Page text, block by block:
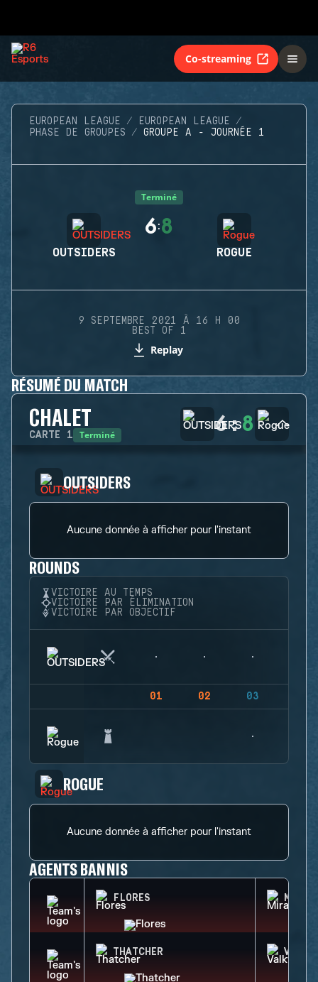
Co-streaming
EUROPEAN LEAGUE
EUROPEAN LEAGUE
PHASE DE GROUPES
GROUPE A - JOURNÉE 1
Terminé
OUTSIDERS
6:8
ROGUE
9 SEPTEMBRE 2021 À 16 H 00
BEST OF 1
Replay
RÉSUMÉ DU MATCH
CHALET
CARTE 1 Terminé 6:8
OUTSIDERS
Aucune donnée à afficher pour l'instant
ROUNDS
VICTOIRE AU TEMPS
VICTOIRE PAR ÉLIMINATION
VICTOIRE PAR OBJECTIF
01 02 03
ROGUE
Aucune donnée à afficher pour l'instant
AGENTS BANNIS
FLORES MIRA
THATCHER